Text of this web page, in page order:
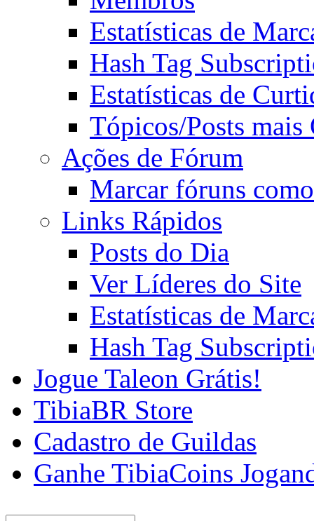
Estatísticas de
Hash Tag
Estatísticas de
Tópicos/Posts mais
Ações de Fórum
Marcar fóruns
Links Rápidos
Posts do Dia
Ver Líderes do Site
Estatísticas de
Hash Tag
Jogue Taleon Grátis!
TibiaBR Store
Cadastro de Guildas
Ganhe TibiaCoins